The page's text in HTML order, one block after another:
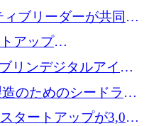
ルを調達
ブリーダーが共同設
スタートアップが
アップ
資金で1,500万ユーロ
リンデジタルアイデ
するために350万ユー
のためのシードラウ
得タートアップが3,000